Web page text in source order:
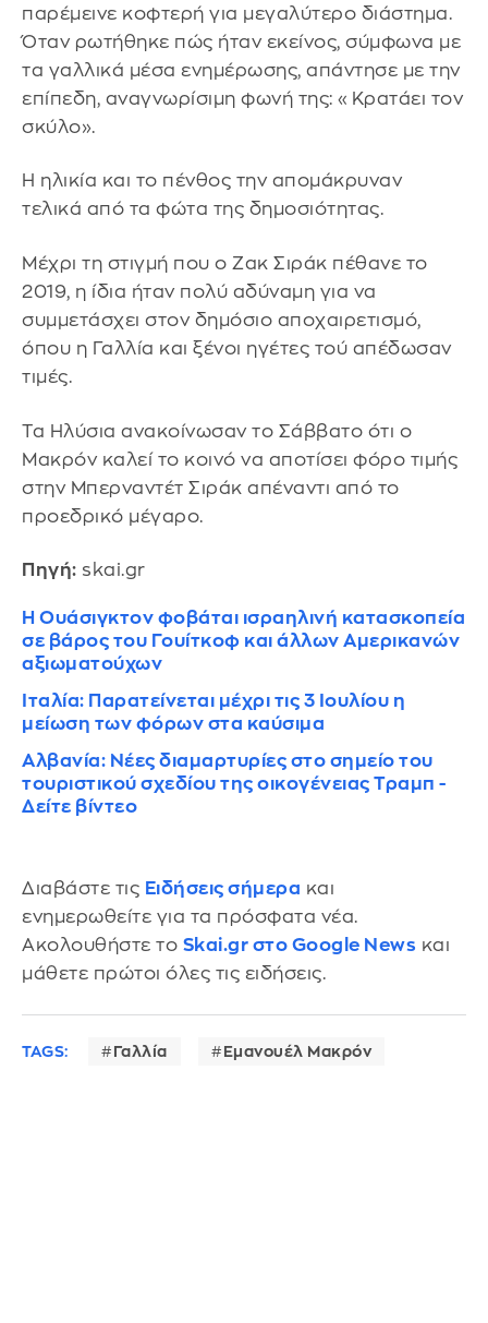
παρέμεινε κοφτερή για μεγαλύτερο διάστημα.
Όταν ρωτήθηκε πώς ήταν εκείνος, σύμφωνα με
τα γαλλικά μέσα ενημέρωσης, απάντησε με την
επίπεδη, αναγνωρίσιμη φωνή της: «Κρατάει τον
σκύλο».
Η ηλικία και το πένθος την απομάκρυναν
τελικά από τα φώτα της δημοσιότητας.
Μέχρι τη στιγμή που ο Ζακ Σιράκ πέθανε το
2019, η ίδια ήταν πολύ αδύναμη για να
συμμετάσχει στον δημόσιο αποχαιρετισμό,
όπου η Γαλλία και ξένοι ηγέτες τού απέδωσαν
τιμές.
Τα Ηλύσια ανακοίνωσαν το Σάββατο ότι ο
Μακρόν καλεί το κοινό να αποτίσει φόρο τιμής
στην Μπερναντέτ Σιράκ απέναντι από το
προεδρικό μέγαρο.
Πηγή: skai.gr
Η Ουάσιγκτον φοβάται ισραηλινή κατασκοπεία
σε βάρος του Γουίτκοφ και άλλων Αμερικανών
αξιωματούχων
Ιταλία: Παρατείνεται μέχρι τις 3 Ιουλίου η
μείωση των φόρων στα καύσιμα
Αλβανία: Νέες διαμαρτυρίες στο σημείο του
τουριστικού σχεδίου της οικογένειας Τραμπ -
Δείτε βίντεο
Διαβάστε τις Ειδήσεις σήμερα και
ενημερωθείτε για τα πρόσφατα νέα.
Ακολουθήστε το Skai.gr στο Google News και
μάθετε πρώτοι όλες τις ειδήσεις.
TAGS: Γαλλία Εμανουέλ Μακρόν